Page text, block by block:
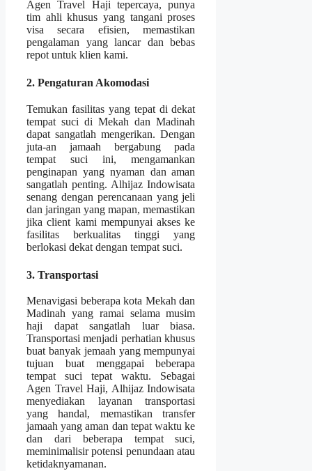
Agen Travel Haji tepercaya, punya
tim ahli khusus yang tangani proses
visa secara efisien, memastikan
pengalaman yang lancar dan bebas
repot untuk klien kami.
2. Pengaturan Akomodasi
Temukan fasilitas yang tepat di dekat
tempat suci di Mekah dan Madinah
dapat sangatlah mengerikan. Dengan
juta-an jamaah bergabung pada
tempat suci ini, mengamankan
penginapan yang nyaman dan aman
sangatlah penting. Alhijaz Indowisata
senang dengan perencanaan yang jeli
dan jaringan yang mapan, memastikan
jika client kami mempunyai akses ke
fasilitas berkualitas tinggi yang
berlokasi dekat dengan tempat suci.
3. Transportasi
Menavigasi beberapa kota Mekah dan
Madinah yang ramai selama musim
haji dapat sangatlah luar biasa.
Transportasi menjadi perhatian khusus
buat banyak jemaah yang mempunyai
tujuan buat menggapai beberapa
tempat suci tepat waktu. Sebagai
Agen Travel Haji, Alhijaz Indowisata
menyediakan layanan transportasi
yang handal, memastikan transfer
jamaah yang aman dan tepat waktu ke
dan dari beberapa tempat suci,
meminimalisir potensi penundaan atau
ketidaknyamanan.